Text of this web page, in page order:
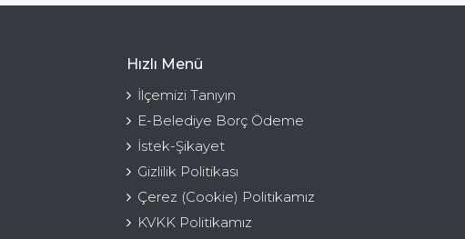
Hızlı Menü
İlçemizi Tanıyın
E-Belediye Borç Ödeme
İstek-Şikayet
Gizlilik Politikası
Çerez (Cookie) Politikamız
KVKK Politikamız